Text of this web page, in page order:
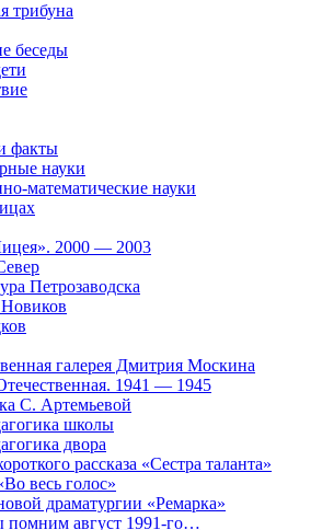
трибуна
беседы
факты
науки
математические науки
2000 — 2003
Петрозаводска
галерея Дмитрия Москина
1941 — 1945
С. Артемьевой
школы
двора
рассказа «Сестра таланта»
весь голос»
драматургии «Ремарка»
август 1991-го…